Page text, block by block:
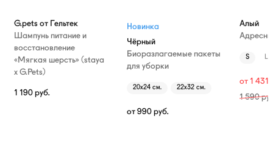
G.pets от Гельтек
Шампунь питание и
восстановление
«Мягкая шерсть» (staya
х G.Pets)
1 190 руб.
Новинка
Чёрный
Биоразлагаемые пакеты
для уборки
20х24 см. 22х32 см.
от 990 руб.
Алый
S L
от 1 431
1 590